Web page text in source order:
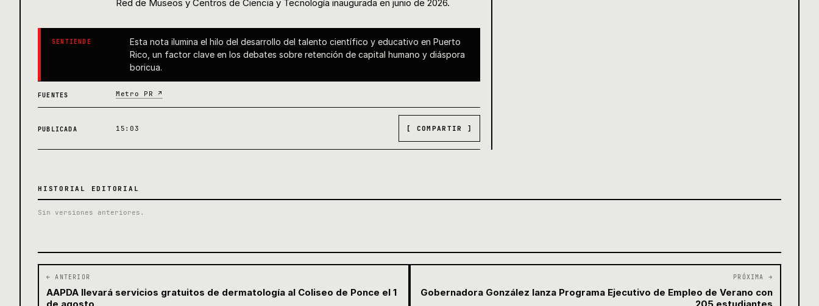
Red de Museos y Centros de Ciencia y Tecnología inaugurada en junio de 2026.
SENTIENDE
Esta nota ilumina el hilo del desarrollo del talento científico y educativo en Puerto
Rico, un factor clave en los debates sobre retención de capital humano y diáspora
boricua.
FUENTES Metro PR ↗
PUBLICADA 15:03 [ COMPARTIR ]
HISTORIAL EDITORIAL
Sin versiones anteriores.
← ANTERIOR
AAPDA llevará servicios gratuitos de dermatología al Coliseo de Ponce el 1
PRÓXIMA →
Gobernadora González lanza Programa Ejecutivo de Empleo de Verano con